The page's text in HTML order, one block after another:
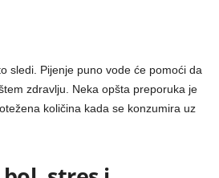
sledi. Pijenje puno vode će pomoći da
zdravlju. Neka opšta preporuka je
količina kada se konzumira uz